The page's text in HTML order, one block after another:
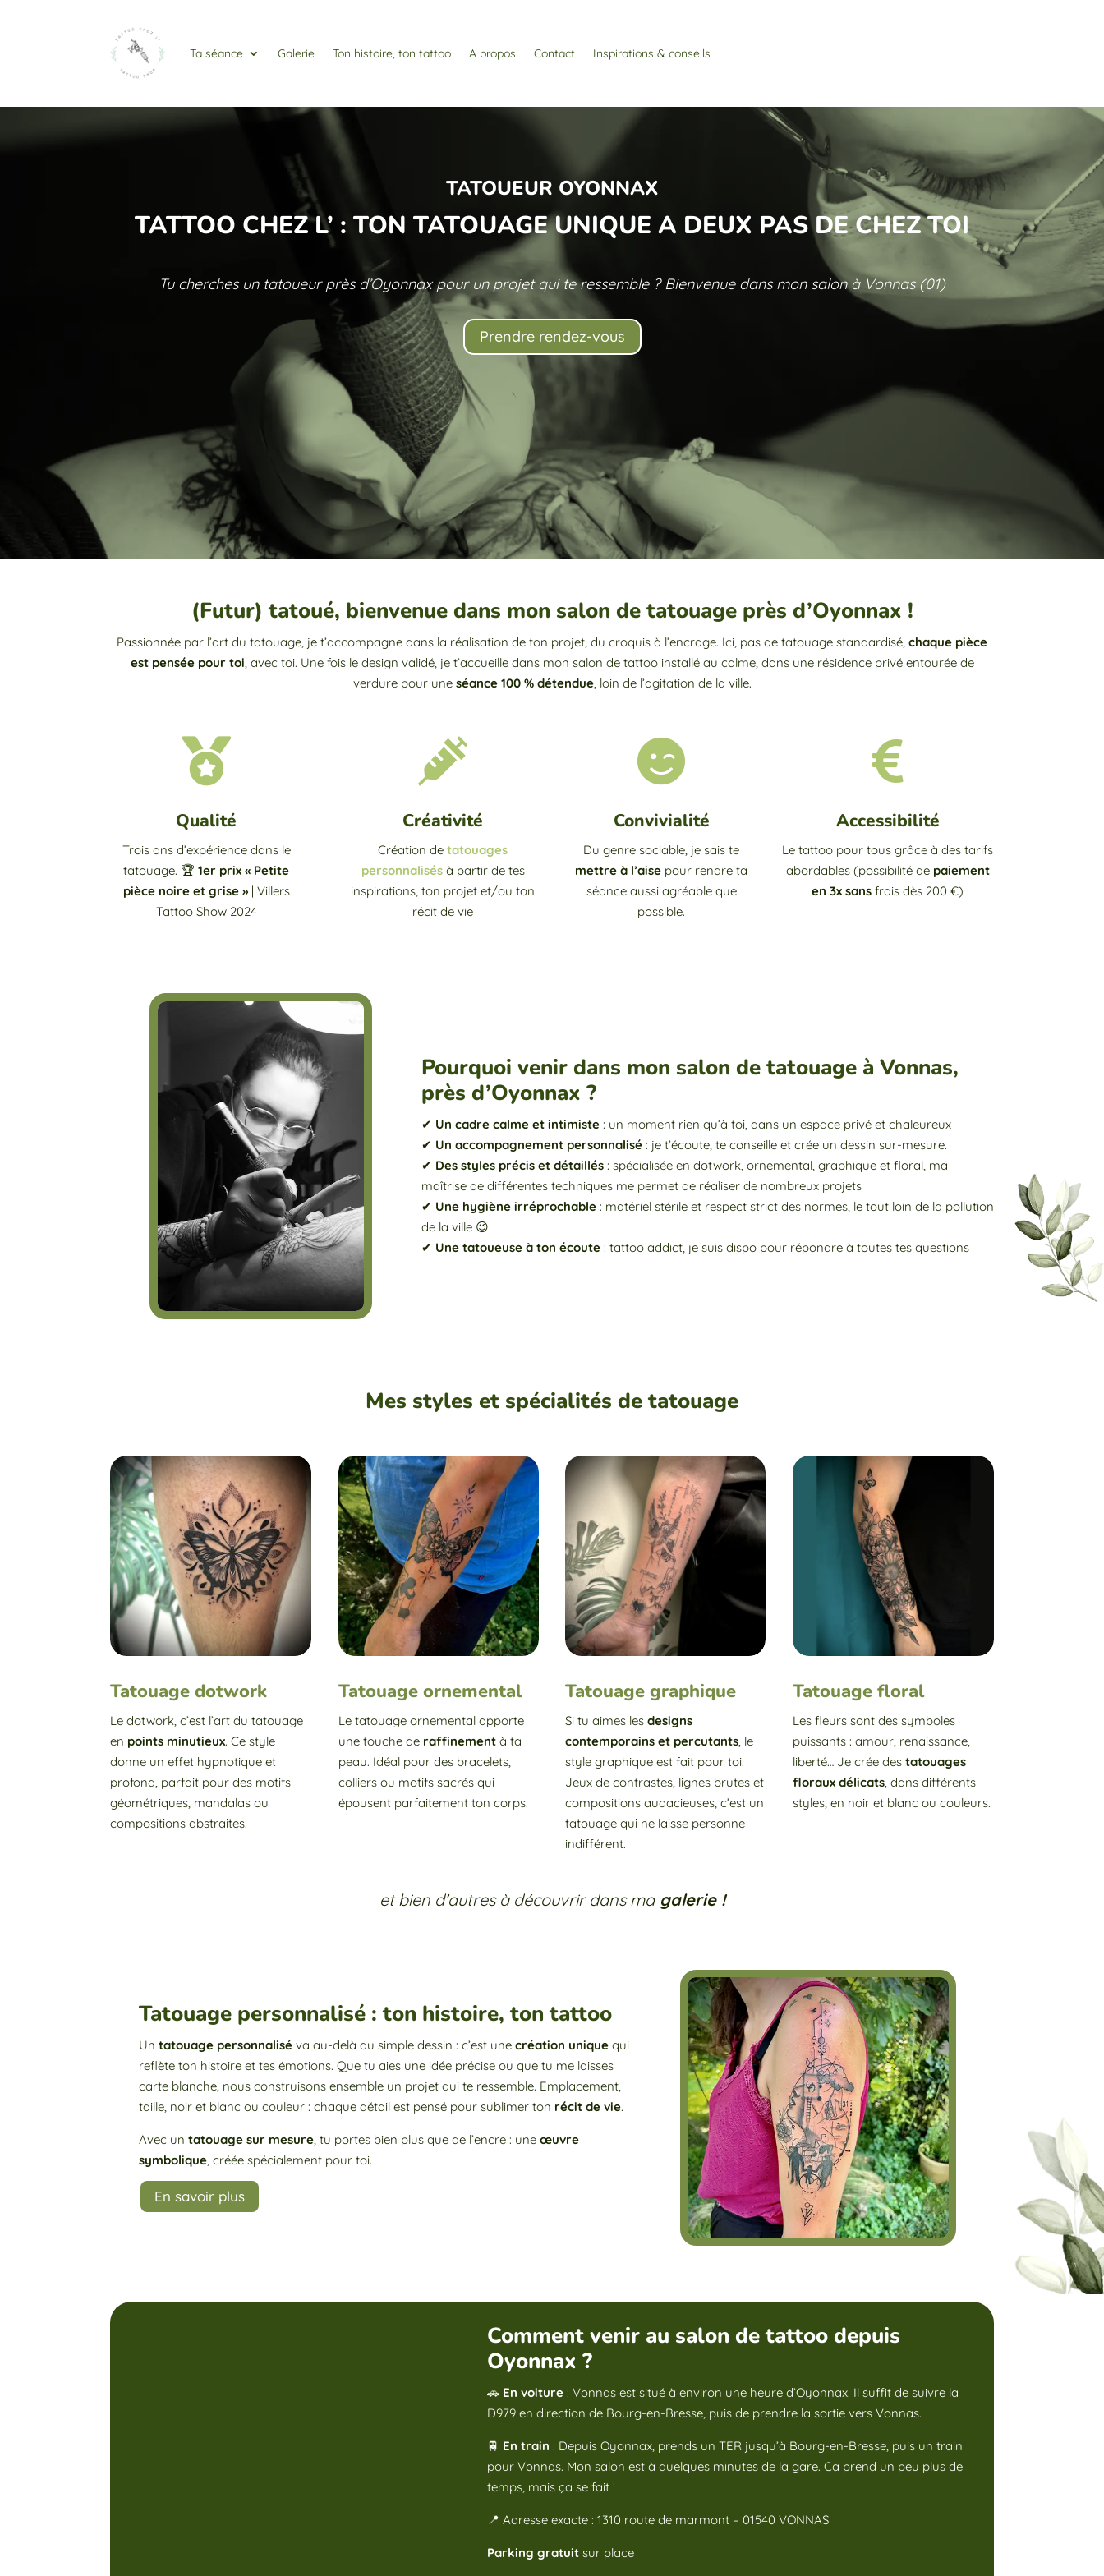
Ta séance Galerie Ton histoire, ton tattoo A propos Contact Inspirations & conseils
TATOUEUR OYONNAX
TATTOO CHEZ L’ : TON TATOUAGE UNIQUE A DEUX PAS DE CHEZ TOI
Tu cherches un tatoueur près d’Oyonnax pour un projet qui te ressemble ? Bienvenue dans mon salon à Vonnas (01)
Prendre rendez-vous
(Futur) tatoué, bienvenue dans mon salon de tatouage près d’Oyonnax !
Passionnée par l’art du tatouage, je t’accompagne dans la réalisation de ton projet, du croquis à l’encrage. Ici, pas de tatouage standardisé, chaque pièce
est pensée pour toi , avec toi. Une fois le design validé, je t’accueille dans mon salon de tattoo installé au calme, dans une résidence privé entourée de
verdure pour une séance 100 % détendue, loin de l’agitation de la ville.

Qualité
Trois ans d’expérience dans le
tatouage. 🏆1er prix « Petite
pièce noire et grise »| Villers
Tattoo Show 2024

Créativité
Création de tatouages
personnalisésà partir de tes
inspirations, ton projet et/ou ton
récit de vie

Convivialité
Du genre sociable, je sais te
mettre à l’aise pour rendre ta
séance aussi agréable que
possible.

Accessibilité
Le tattoo pour tous grâce à des tarifs
abordables (possibilité de paiement
en 3x sans frais dès 200 €)
Pourquoi venir dans mon salon de tatouage à Vonnas,
près d’Oyonnax ?
✔ Un cadre calme et intimiste: un moment rien qu’à toi, dans un espace privé et chaleureux
✔ Un accompagnement personnalisé: je t’écoute, te conseille et crée un dessin sur-mesure.
✔ Des styles précis et détaillés: spécialisée en dotwork, ornemental, graphique et floral, ma
maîtrise de différentes techniques me permet de réaliser de nombreux projets
✔ Une hygiène irréprochable: matériel stérile et respect strict des normes, le tout loin de la pollution
de la ville 😉
✔ Une tatoueuse à ton écoute: tattoo addict, je suis dispo pour répondre à toutes tes questions
Mes styles et spécialités de tatouage
Tatouage dotwork
Le dotwork, c’est l’art du tatouage
en points minutieux. Ce style
donne un effet hypnotique et
profond, parfait pour des motifs
géométriques, mandalas ou
compositions abstraites.
Tatouage ornemental
Le tatouage ornemental apporte
une touche deraffinementà ta
peau. Idéal pour des bracelets,
colliers ou motifs sacrés qui
épousent parfaitement ton corps.
Tatouage graphique
Si tu aimes lesdesigns
contemporains et percutants, le
style graphique est fait pour toi.
Jeux de contrastes, lignes brutes et
compositions audacieuses, c’est un
tatouage qui ne laisse personne
indifférent.
Tatouage floral
Les fleurs sont des symboles
puissants : amour, renaissance,
liberté… Je crée destatouages
floraux délicats, dans différents
styles, en noir et blanc ou couleurs.
et bien d’autres à découvrir dans magalerie !
Tatouage personnalisé : ton histoire, ton tattoo
Untatouage personnalisé va au-delà du simple dessin : c’est unecréation unique qui
reflète ton histoire et tes émotions. Que tu aies une idée précise ou que tu me laisses
carte blanche, nous construisons ensemble un projet qui te ressemble. Emplacement,
taille, noir et blanc ou couleur : chaque détail est pensé pour sublimer ton récit de vie.
Avec untatouage sur mesure, tu portes bien plus que de l’encre : uneœuvre
symbolique, créée spécialement pour toi.
En savoir plus
Comment venir au salon de tattoo depuis
Oyonnax ?
🚗 En voiture: Vonnas est situé à environ une heure d’Oyonnax. Il suffit de suivre la
D979 en direction de Bourg-en-Bresse, puis de prendre la sortie vers Vonnas.
🚆 En train : Depuis Oyonnax, prends un TER jusqu’à Bourg-en-Bresse, puis un train
pour Vonnas. Mon salon est à quelques minutes de la gare. Ca prend un peu plus de
temps, mais ça se fait !
📍 Adresse exacte : 1310 route de marmont – 01540 VONNAS
Parking gratuitsur place